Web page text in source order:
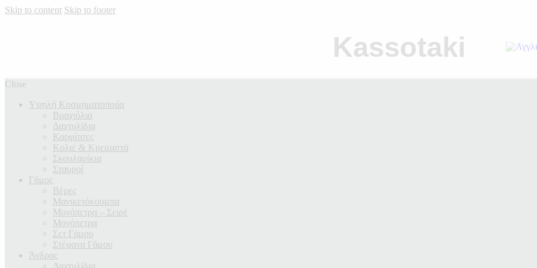
Skip to content Skip to footer
Kassotaki
Close
Υψηλή Κοσμηματοποιία
Βραχιόλια
Δαχτυλίδια
Καρφίτσες
Κολιέ & Κρεμαστά
Σκουλαρίκια
Σταυροί
Γάμος
Βέρες
Μανικετόκουμπα
Μονόπετρα – Σειρέ
Μονόπετρα
Σετ Γάμου
Στέφανα Γάμου
Άνδρας
Δαχτυλίδια